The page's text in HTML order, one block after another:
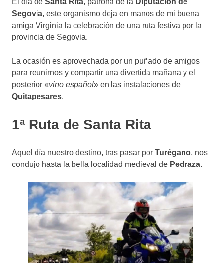
Segovia, este organismo deja en manos de mi buena
amiga Virginia la celebración de una ruta festiva por la
provincia de Segovia.
La ocasión es aprovechada por un puñado de amigos
para reunirnos y compartir una divertida mañana y el
posterior «vino español» en las instalaciones de
Quitapesares.
1ª Ruta de Santa Rita
Aquel día nuestro destino, tras pasar por Turégano, nos
condujo hasta la bella localidad medieval de Pedraza.